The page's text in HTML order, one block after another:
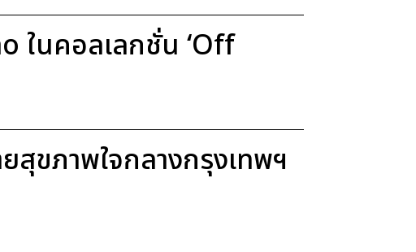
ในคอลเลกชั่น ‘Off
ขภาพใจกลางกรุงเทพฯ